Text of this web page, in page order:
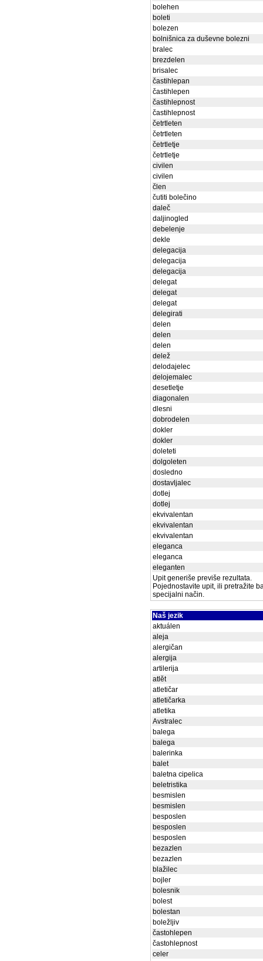
bolehen
boleti
bolezen
bolnišnica za duševne bolezni
bralec
brezdelen
brisalec
častihlepan
častihlepen
častihlepnost
častihlepnost
četrtleten
četrtleten
četrtletje
četrtletje
civilen
civilen
člen
čutiti bolečino
daleč
daljinogled
debelenje
dekle
delegacija
delegacija
delegacija
delegat
delegat
delegat
delegirati
delen
delen
delen
delež
delodajelec
delojemalec
desetletje
diagonalen
dlesni
dobrodelen
dokler
dokler
doleteti
dolgoleten
dosledno
dostavljalec
dotlej
dotlej
ekvivalentan
ekvivalentan
ekvivalentan
eleganca
eleganca
eleganten
Upit generiše previše rezultata.
Pojednostavite upit, ili pretražite
specijalni način.
Naš jezik
aktuálen
aleja
alergičan
alergija
artilerija
atlět
atletičar
atletičarka
atletika
Avstralec
balega
balega
balerinka
balet
baletna cipelica
beletristika
besmislen
besmislen
besposlen
besposlen
besposlen
bezazlen
bezazlen
blažilec
bojler
bolesnik
bolest
bolestan
boležljiv
častohlepen
častohlepnost
celer